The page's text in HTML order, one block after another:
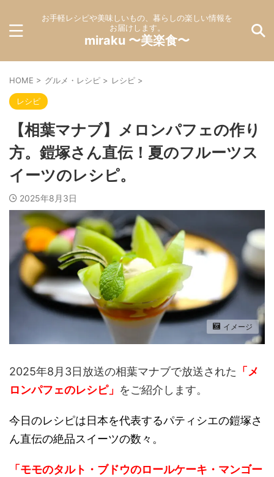
お手軽レシピや美味しいもの、暮らしの楽しい情報を
お届けします。
miraku 〜美楽食〜
HOME > グルメ・レシピ > レシピ >
レシピ
【相葉マナブ】メロンパフェの作り
方。鎧塚さん直伝！夏のフルーツス
イーツのレシピ。
2025年8月3日
イメージ
2025年8月3日放送の相葉マナブで放送された 「メ
ロンパフェのレシピ」 をご紹介します。
今日のレシピは日本を代表するパティシエの鎧塚さ
ん直伝の絶品スイーツの数々。
「モモのタルト・ブドウのロールケーキ・マンゴー